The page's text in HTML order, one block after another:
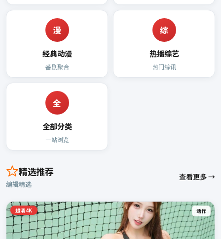
漫
经典动漫
番剧聚合
综
热播综艺
热门综讯
全
全部分类
一站浏览
精选推荐
编辑精选
查看更多 →
超清4K 动作